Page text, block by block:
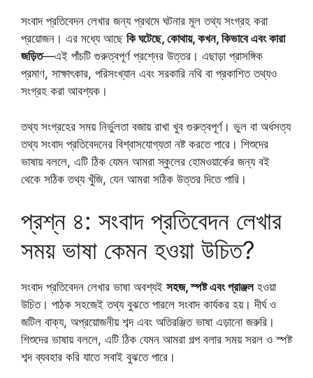
সংবাদ প্রতিবেদন লেখার জন্য প্রথমে ঘটনার মূল তথ্য সংগ্রহ করা
প্রয়োজন। এর মধ্যে আছে কি ঘটেছে, কোথায়, কখন, কিভাবে এবং কারা
জড়িত—এই পাঁচটি গুরুত্বপূর্ণ প্রশ্নের উত্তর। এছাড়া প্রাসঙ্গিক
প্রমাণ, সাক্ষাৎকার, পরিসংখ্যান এবং সরকারি নথি বা প্রকাশিত তথ্যও
সংগ্রহ করা আবশ্যক।
তথ্য সংগ্রহের সময় নির্ভুলতা বজায় রাখা খুব গুরুত্বপূর্ণ। ভুল বা অর্ধসত্য
তথ্য সংবাদ প্রতিবেদনের বিশ্বাসযোগ্যতা নষ্ট করতে পারে। শিশুদের
ভাষায় বললে, এটি ঠিক যেমন আমরা স্কুলের হোমওয়ার্কের জন্য বই
থেকে সঠিক তথ্য খুঁজি, যেন আমরা সঠিক উত্তর দিতে পারি।
প্রশ্ন ৪: সংবাদ প্রতিবেদন লেখার
সময় ভাষা কেমন হওয়া উচিত?
সংবাদ প্রতিবেদন লেখার ভাষা অবশ্যই সহজ, স্পষ্ট এবং প্রাঞ্জলহওয়া
উচিত। পাঠক সহজেই তথ্য বুঝতে পারলে সংবাদ কার্যকর হয়। দীর্ঘ ও
জটিল বাক্য, অপ্রয়োজনীয় শব্দ এবং অতিরঞ্জিত ভাষা এড়ানো জরুরি।
শিশুদের ভাষায় বললে, এটি ঠিক যেমন আমরা গল্প বলার সময় সরল ও স্পষ্ট
শব্দ ব্যবহার করি যাতে সবাই বুঝতে পারে।